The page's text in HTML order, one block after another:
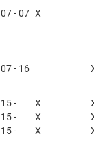
07 - 07 X
07 - 16
15 - X
15 - X
15 - X